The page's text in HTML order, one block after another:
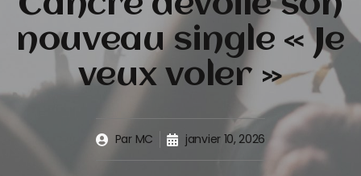
nouveau single « Je
veux voler »
ParMC janvier 10, 2026